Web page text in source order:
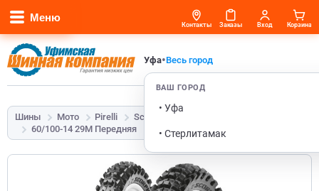
Меню
Уфа•Весь город
ВАШ ГОРОД
• Уфа
• Стерлитамак
Контакты Заказы Вход Корзина
Шины Мото Pirelli
Scorpion MX32 Mid Soft
60/100-14 29M Передняя